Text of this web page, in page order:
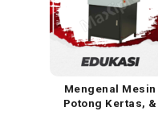
Mengenal Mesin
Potong Kertas, &